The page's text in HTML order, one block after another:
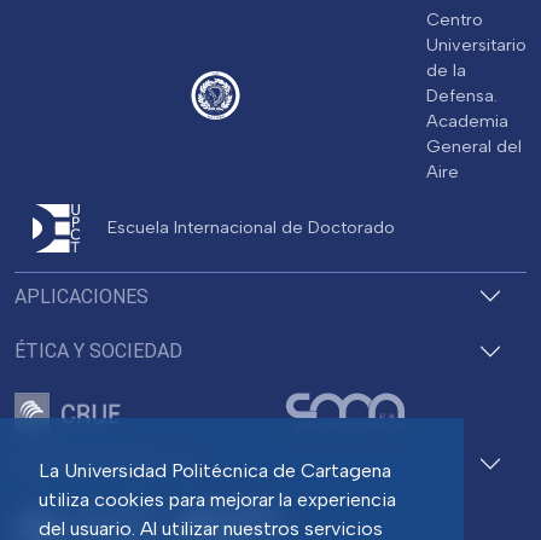
La Universidad Politécnica de Cartagena
utiliza cookies para mejorar la experiencia
del usuario. Al utilizar nuestros servicios
ACCESOS DIRECTOS
APLICACIONES
ÉTICA Y SOCIEDAD
Centro
Universitario
de la
Defensa.
Academia
General del
Aire
Escuela Internacional de Doctorado